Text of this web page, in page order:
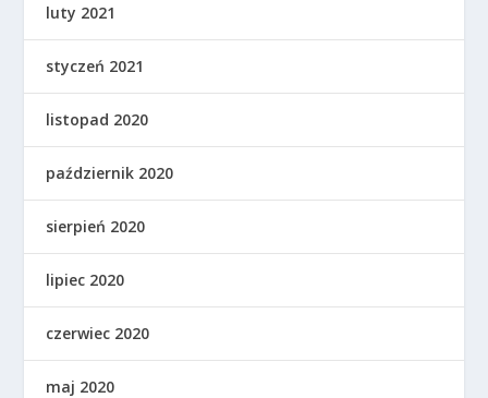
luty 2021
styczeń 2021
listopad 2020
październik 2020
sierpień 2020
lipiec 2020
czerwiec 2020
maj 2020